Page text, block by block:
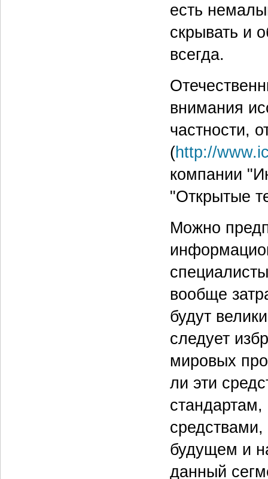
есть
скрывать и
всегда.
внимания
частности,
(http://
компании
"Открытые
Можно
вообще
будут
следует
мировых
ли эти
будущем и
данный